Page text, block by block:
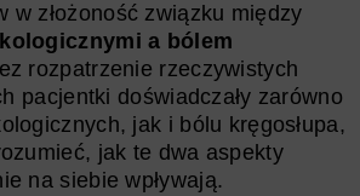
w złożoność związku między
a bólem
rozpatrzenie rzeczywistych
pacjentki doświadczały zarówno
jak i bólu kręgosłupa,
jak te dwa aspekty
na siebie wpływają.